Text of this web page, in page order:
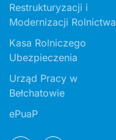
Restrukturyzacji i
Modernizacji Rolnictwa
Kasa Rolniczego
Ubezpieczenia
Urząd Pracy w
Bełchatowie
ePuaP